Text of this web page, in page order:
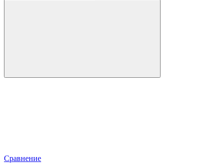
Сравнение